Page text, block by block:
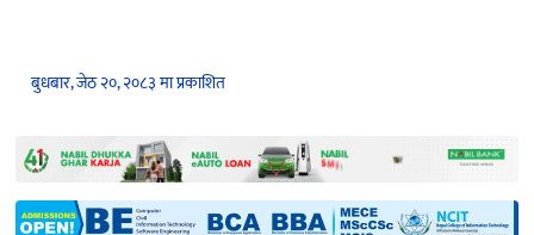
बुधबार, जेठ २०, २०८३ मा प्रकाशित